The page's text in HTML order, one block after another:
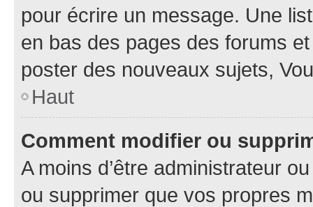
pour écrire un message. Une
en bas des pages des forums
poster des nouveaux sujets,
Haut
Comment modifier ou
A moins d’être administrateur
ou supprimer que vos propres